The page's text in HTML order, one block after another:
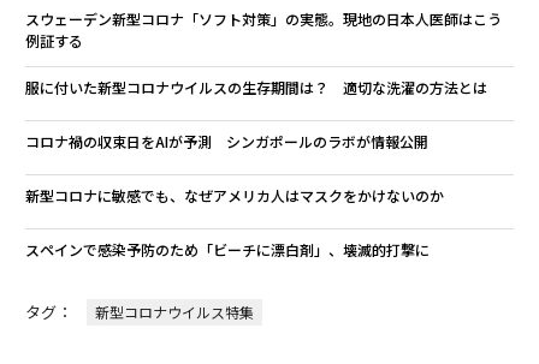
スウェーデン新型コロナ「ソフト対策」の実態。現地の日本人医師はこう
例証する
服に付いた新型コロナウイルスの生存期間は？ 適切な洗濯の方法とは
コロナ禍の収束日をAIが予測 シンガポールのラボが情報公開
新型コロナに敏感でも、なぜアメリカ人はマスクをかけないのか
スペインで感染予防のため「ビーチに漂白剤」、壊滅的打撃に
タグ： 新型コロナウイルス特集